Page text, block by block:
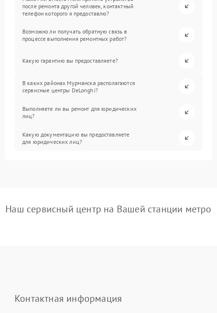
после ремонта другой человек, контактный
телефон которого я предоставлю?
Возможно ли получать обратную связь в
процессе выполнения ремонтных работ?
Какую гарантию вы предоставляете?
В каких районах Мурманска располагаются
сервисные центры DeLonghi?
Выполняете ли вы ремонт для юридических
лиц?
Какую документацию вы предоставляете
для юридических лиц?
Наш сервисный центр на Вашей станции метро
Контактная информация